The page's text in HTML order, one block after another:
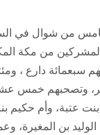
من شوال في
من مكة
سبعمائة دارع ،
وتصحبهم خمس
عتبة، وأم حكيم
بن المغيرة،